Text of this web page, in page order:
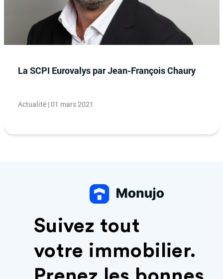
La SCPI Eurovalys par Jean-François Chaury
Actualité | 01 mars 2021
Suivez tout
votre immobilier.